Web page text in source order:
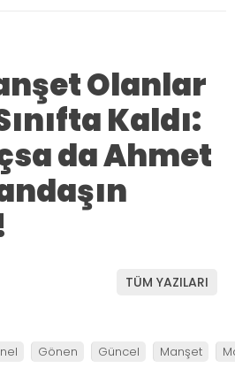
Olanlar
Kaldı:
da Ahmet
TÜM YAZILARI
Gönen Güncel Manşet